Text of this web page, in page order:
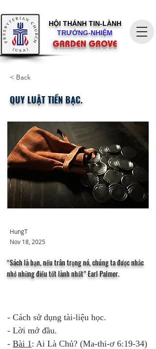
HỘI THÁNH TIN-LÀNH
TRƯỞNG-NHIỆM
GARDEN GROVE
< Back
QUY LUẬT TIỀN BẠC.
HungT
Nov 18, 2025
“Sách là bạn, nếu trân trọng nó, chúng ta được nhắc
nhở những điều tốt lành nhất” Earl Palmer.
- Cách sử dụng tài-liệu học.
- Lời mở đầu.
- Bài 1: Ai Là Chủ? (Ma-thi-ơ 6:19-34)